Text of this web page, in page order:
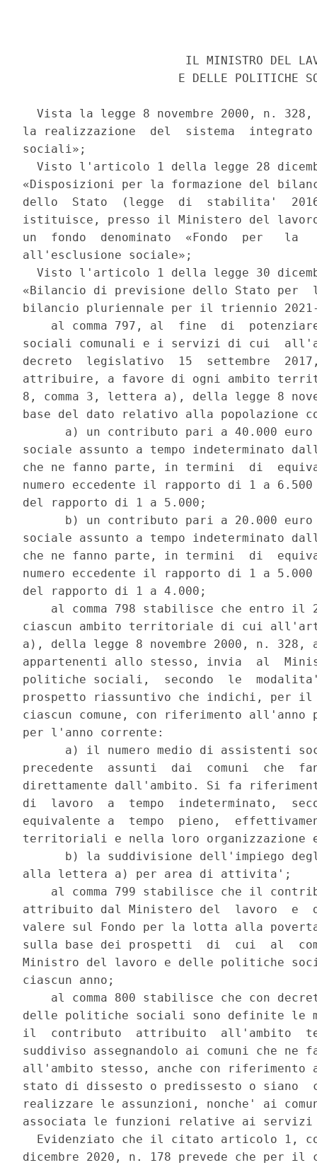
IL MINISTRO DEL
E DELLE POLITICHE
Vista la legge 8 novembre 2000, n.
la realizzazione  del  sistema
sociali»;
Visto l'articolo 1 della legge 28
«Disposizioni per la formazione del
dello  Stato  (legge  di  stabilita'
istituisce, presso il Ministero del
un  fondo  denominato  «Fondo  per
all'esclusione sociale»;
Visto l'articolo 1 della legge 30
«Bilancio di previsione dello Stato per
bilancio pluriennale per il triennio
al comma 797, al  fine  di
sociali comunali e i servizi di cui
decreto  legislativo  15  settembre
attribuire, a favore di ogni ambito
8, comma 3, lettera a), della legge 8
base del dato relativo alla popolazione
a) un contributo pari a 40.000
sociale assunto a tempo indeterminato
che ne fanno parte, in termini  di
numero eccedente il rapporto di 1 a
del rapporto di 1 a 5.000;
b) un contributo pari a 20.000
sociale assunto a tempo indeterminato
che ne fanno parte, in termini  di
numero eccedente il rapporto di 1 a
del rapporto di 1 a 4.000;
al comma 798 stabilisce che entro il
ciascun ambito territoriale di cui
a), della legge 8 novembre 2000, n. 328,
appartenenti allo stesso, invia  al
politiche sociali,  secondo  le
prospetto riassuntivo che indichi, per il
ciascun comune, con riferimento
per l'anno corrente:
a) il numero medio di assistenti
precedente  assunti  dai  comuni  che
direttamente dall'ambito. Si fa
di  lavoro  a  tempo  indeterminato,
equivalente a  tempo  pieno,
territoriali e nella loro organizzazione
b) la suddivisione dell'impiego
alla lettera a) per area di attivita';
al comma 799 stabilisce che il
attribuito dal Ministero del  lavoro  e
valere sul Fondo per la lotta alla
sulla base dei prospetti  di  cui  al
Ministro del lavoro e delle politiche
ciascun anno;
al comma 800 stabilisce che con
delle politiche sociali sono definite le
il  contributo  attribuito  all'ambito
suddiviso assegnandolo ai comuni che ne
all'ambito stesso, anche con
stato di dissesto o predissesto o siano
realizzare le assunzioni, nonche' ai
associata le funzioni relative ai
Evidenziato che il citato articolo 1,
dicembre 2020, n. 178 prevede che